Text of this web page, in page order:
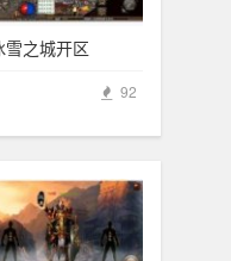
之城开区
92